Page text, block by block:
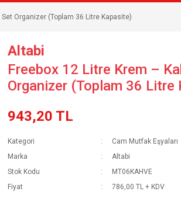
Organizer (Toplam 36 Litre Kapasite)
Altabi
Freebox 12 Litre Krem –
Organizer (Toplam 36 Litre
943,20 TL
Kategori
Cam Mutfak Eşyaları
Marka
Altabi
Stok Kodu
MT06KAHVE
Fiyat
786,00 TL + KDV